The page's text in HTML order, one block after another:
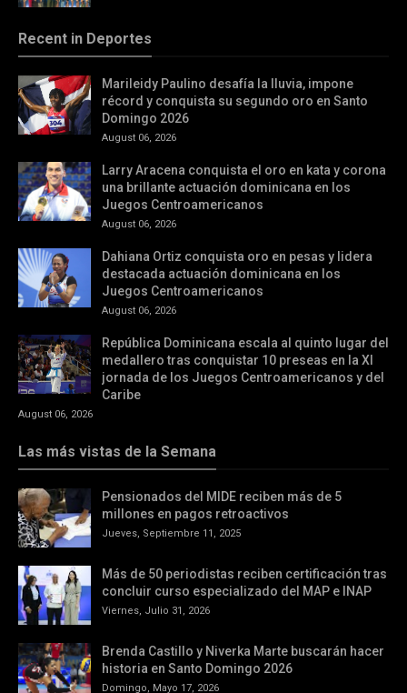
Recent in Deportes
Marileidy Paulino desafía la lluvia, impone
récord y conquista su segundo oro en Santo
Domingo 2026
August 06, 2026
Larry Aracena conquista el oro en kata y corona
una brillante actuación dominicana en los
Juegos Centroamericanos
August 06, 2026
Dahiana Ortiz conquista oro en pesas y lidera
destacada actuación dominicana en los
Juegos Centroamericanos
August 06, 2026
República Dominicana escala al quinto lugar del
medallero tras conquistar 10 preseas en la XI
jornada de los Juegos Centroamericanos y del
Caribe
August 06, 2026
Las más vistas de la Semana
Pensionados del MIDE reciben más de 5
millones en pagos retroactivos
Jueves, Septiembre 11, 2025
Más de 50 periodistas reciben certificación tras
concluir curso especializado del MAP e INAP
Viernes, Julio 31, 2026
Brenda Castillo y Niverka Marte buscarán hacer
historia en Santo Domingo 2026
Domingo, Mayo 17, 2026